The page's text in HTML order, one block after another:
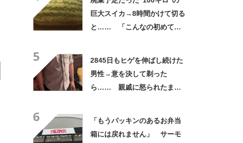
巨大スイカ→8時間かけて切る
と…… 「こんなの初めて見
5
2845日もヒゲを伸ばし続けた
男性→意を決して剃った
ら…… 親戚に怒られたまさ
6
「もうパッキンのあるお弁当
箱には戻れません」 サーモ